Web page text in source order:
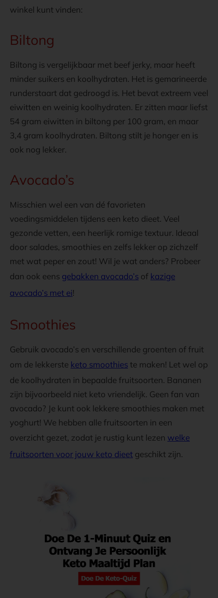
winkel kunt vinden:
Biltong
Biltong is vergelijkbaar met beef jerky, maar heeft
minder suikers en koolhydraten. Het is gemarineerde
runderstaart dat gedroogd is. Het bevat extreem veel
eiwitten en weinig koolhydraten. Er zitten maar liefst
54 gram eiwitten in biltong per 100 gram, en maar
3,4 gram koolhydraten. Biltong stilt je honger en is
ook nog lekker.
Avocado’s
Misschien wel een van dé favorieten
voedingsmiddelen tijdens een keto dieet. Veel
gezonde vetten, een heerlijk romige textuur. Ideaal
door salades, smoothies en zelfs lekker op zichzelf
met wat peper en zout! Wil je wat anders? Probeer
dan ook eens gebakken avocado’s of kazige
avocado’s met ei!
Smoothies
Gebruik avocado’s en verschillende groenten of fruit
om de lekkerste keto smoothies te maken! Let wel op
de koolhydraten in bepaalde fruitsoorten. Bananen
zijn bijvoorbeeld niet keto vriendelijk. Geen fan van
avocado? Je kunt ook lekkere smoothies maken met
yoghurt! We hebben alle fruitsoorten in een
overzicht gezet, zodat je rustig kunt lezen welke
fruitsoorten voor jouw keto dieet geschikt zijn.